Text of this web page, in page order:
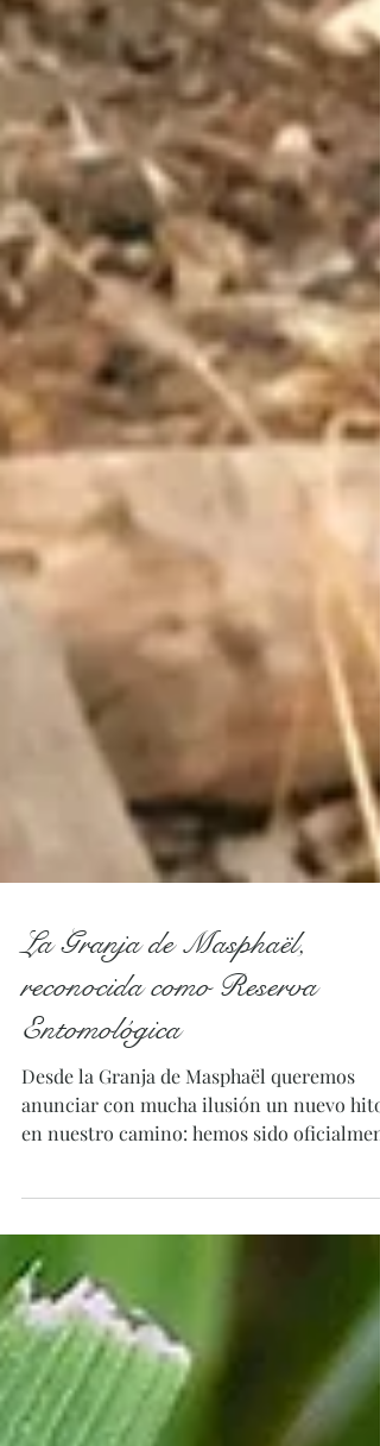
La Granja de Masphaël,
reconocida como Reserva
Entomológica
Desde la Granja de Masphaël queremos
anunciar con mucha ilusión un nuevo hito
reconocidos como Reserva Entomológica
, un reconocimiento que fue presentado en
el Congreso Ibérico de Entomología,
celebrado en Ávila en octubre del 2025. Este
reconocimiento se apoya en un trabajo
continuo que la granja desarrolla desde
hace años a través de proyectos de
conservación activa y divulgación ambient